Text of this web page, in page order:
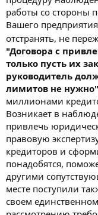
работы со стороны
Вашего
отстранять, не
"Договора с
только пусть их
руководитель
лимитов не нужно"
миллионами
Возникает в
привлечь
правовую
кредиторов и
понадобятся,
другими
месте поступили
своем